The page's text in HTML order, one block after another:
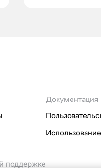
Документация
поддержке